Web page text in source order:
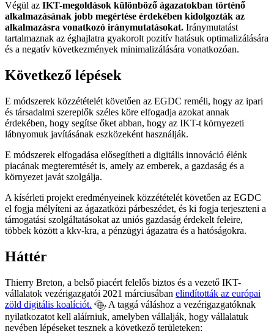
Végül az IKT-megoldások különböző ágazatokban történő
alkalmazásának jobb megértése érdekében kidolgozták az
alkalmazásra vonatkozó iránymutatásokat. Iránymutatást
tartalmaznak az éghajlatra gyakorolt pozitív hatásuk optimalizálására
és a negatív következmények minimalizálására vonatkozóan.
Következő lépések
E módszerek közzétételét követően az EGDC reméli, hogy az ipari
és társadalmi szereplők széles köre elfogadja azokat annak
érdekében, hogy segítse őket abban, hogy az IKT-t környezeti
lábnyomuk javításának eszközeként használják.
E módszerek elfogadása elősegítheti a digitális innováció élénk
piacának megteremtését is, amely az emberek, a gazdaság és a
környezet javát szolgálja.
A kísérleti projekt eredményeinek közzétételét követően az EGDC
el fogja mélyíteni az ágazatközi párbeszédet, és ki fogja terjeszteni a
támogatási szolgáltatásokat az uniós gazdaság érdekelt feleire,
többek között a kkv-kra, a pénzügyi ágazatra és a hatóságokra.
Háttér
Thierry Breton, a belső piacért felelős biztos és a vezető IKT-
vállalatok vezérigazgatói 2021 márciusában elindították az európai
zöld digitális koalíciót.
A taggá váláshoz a vezérigazgatóknak
nyilatkozatot kell aláírniuk, amelyben vállalják, hogy vállalatuk
nevében lépéseket tesznek a következő területeken: